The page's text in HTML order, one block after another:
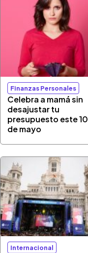
Finanzas Personales
Celebra a mamá sin
desajustar tu
presupuesto este 10
de mayo
Internacional